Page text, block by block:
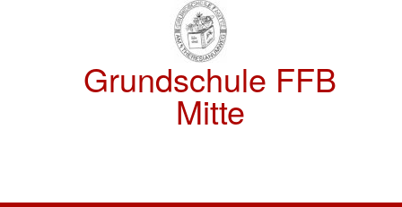
Grundschule FFB
Mitte